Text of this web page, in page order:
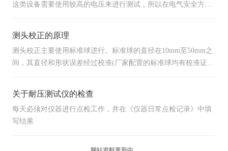
这类设备需要使用较高的电压来进行测试，所以在电气安全方面
测头校正的原理
测头校正主要使用标准球进行。标准球的直径在10mm至50mm之
间，其直径和形状误差经过校准(厂家配置的标准球均有校准证
关于耐压测试仪的检查
每天必须对仪器进行点检工作，并在《仪器日常点检记录》中填
写结果